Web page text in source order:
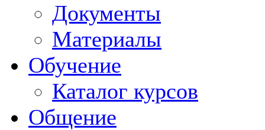
Документы
Материалы
Обучение
Каталог курсов
Общение